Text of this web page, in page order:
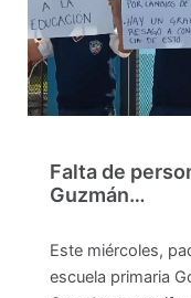
Falta de
Guzmán…
Este miércoles,
escuela primaria